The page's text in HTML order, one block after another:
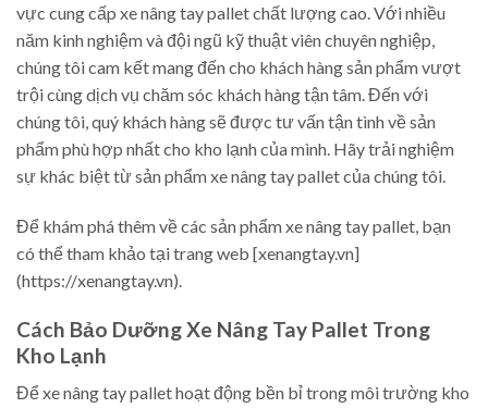
vực cung cấp xe nâng tay pallet chất lượng cao. Với nhiều
năm kinh nghiệm và đội ngũ kỹ thuật viên chuyên nghiệp,
chúng tôi cam kết mang đến cho khách hàng sản phẩm vượt
trội cùng dịch vụ chăm sóc khách hàng tận tâm. Đến với
chúng tôi, quý khách hàng sẽ được tư vấn tận tình về sản
phẩm phù hợp nhất cho kho lạnh của mình. Hãy trải nghiệm
sự khác biệt từ sản phẩm xe nâng tay pallet của chúng tôi.
Để khám phá thêm về các sản phẩm xe nâng tay pallet, bạn
có thể tham khảo tại trang web [xenangtay.vn]
(https://xenangtay.vn).
Cách Bảo Dưỡng Xe Nâng Tay Pallet Trong
Kho Lạnh
Để xe nâng tay pallet hoạt động bền bỉ trong môi trường kho